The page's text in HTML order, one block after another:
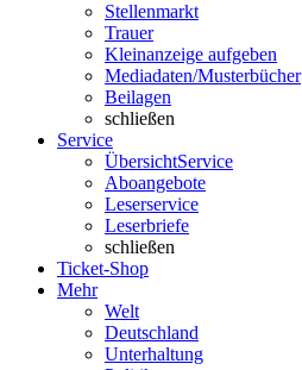
Stellenmarkt
Trauer
Kleinanzeige aufgeben
Mediadaten/Musterbücher
Beilagen
schließen
Service
ÜbersichtService
Aboangebote
Leserservice
Leserbriefe
schließen
Ticket-Shop
Mehr
Welt
Deutschland
Unterhaltung